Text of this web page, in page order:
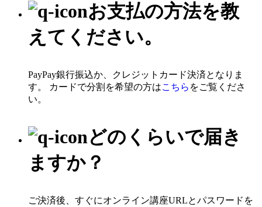
お支払の方法を教
えてください。
PayPay銀行振込か、クレジットカード決済となりま
す。 カードで分割を希望の方はこちら をご覧くださ
い。
どのくらいで届き
ますか？
ご決済後、すぐにオンライン講座URLとパスワードを